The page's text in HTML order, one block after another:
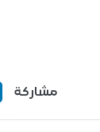
مشاركة